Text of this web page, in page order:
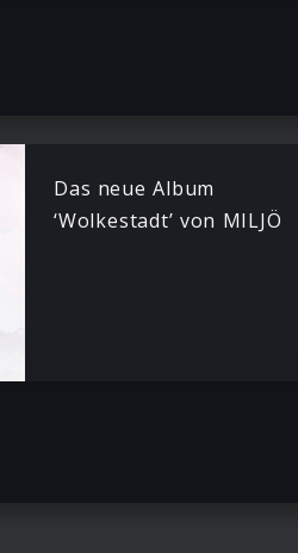
Das neue Album
‘Wolkestadt’ von MILJÖ